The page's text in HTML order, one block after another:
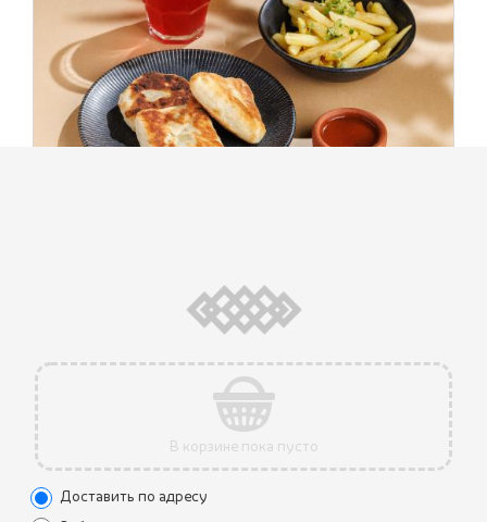
Идеальный набор для самовывоза и пикника!
грузинских пончиков - с картофелем, говядиной и
свининой, шкмерули) - 1 шт, картофель фри - 1 шт, соус
сацебели - 1 шт, морс (черная смородина) - 200 мл
В корзине пока пусто
Доставить по адресу